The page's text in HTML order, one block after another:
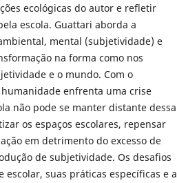
ecológicas do autor e refletir
escola. Guattari aborda a
mental (subjetividade) e
na forma como nos
e o mundo. Com o
enfrenta uma crise
não pode se manter distante dessa
os espaços escolares, repensar
em detrimento do excesso de
de subjetividade. Os desafios
suas práticas específicas e a